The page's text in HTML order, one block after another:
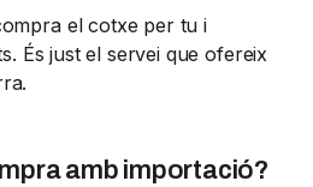
el cotxe per tu i
És just el servei que ofereix
amb importació?